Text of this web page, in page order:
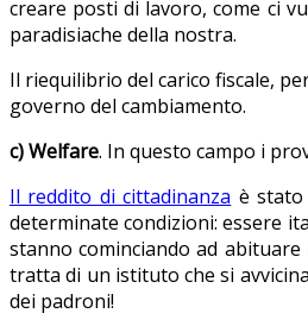
creare posti di lavoro, come ci
paradisiache della nostra.
Il riequilibrio del carico fiscale,
governo del cambiamento.
c) Welfare. In questo campo i
Il reddito di cittadinanza è
determinate condizioni: essere
stanno cominciando ad abituare
tratta di un istituto che si
dei padroni!